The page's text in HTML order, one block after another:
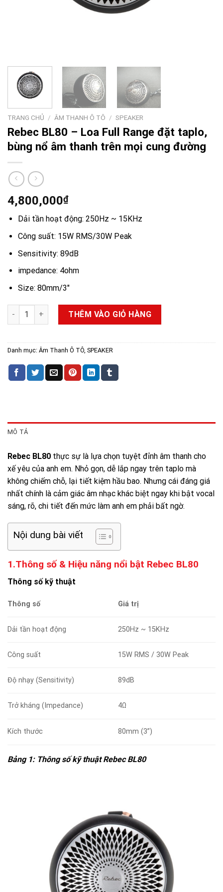
TRANG CHỦ / ÂM THANH Ô TÔ / SPEAKER
Rebec BL80 – Loa Full Range đặt taplo,
bùng nổ âm thanh trên mọi cung đường
4,800,000₫
Dải tần hoạt động: 250Hz ~ 15KHz
Công suất: 15W RMS/30W Peak
Sensitivity: 89dB
impedance: 4ohm
Size: 80mm/3″
Rebec BL80 – Loa Full Range đặt taplo, bùng nổ âm thanh
THÊM VÀO GIỎ HÀNG
Danh mục: Âm Thanh Ô TÔ, SPEAKER
MÔ TẢ
Rebec BL80 thực sự là lựa chọn tuyệt đỉnh âm thanh cho
xế yêu của anh em. Nhỏ gọn, dễ lắp ngay trên taplo mà
không chiếm chỗ, lại tiết kiệm hầu bao. Nhưng cái đáng giá
nhất chính là cảm giác âm nhạc khác biệt ngay khi bật vocal
sáng, rõ, chi tiết đến mức làm anh em phải bất ngờ.
Nội dung bài viết
1.Thông số & Hiệu năng nổi bật Rebec BL80
Thông số kỹ thuật
Thông số Giá trị
Dải tần hoạt động 250Hz ~ 15KHz
Công suất 15W RMS / 30W Peak
Độ nhạy (Sensitivity) 89dB
Trở kháng (Impedance) 4Ω
Kích thước 80mm (3”)
Bảng 1: Thông số kỹ thuật Rebec BL80